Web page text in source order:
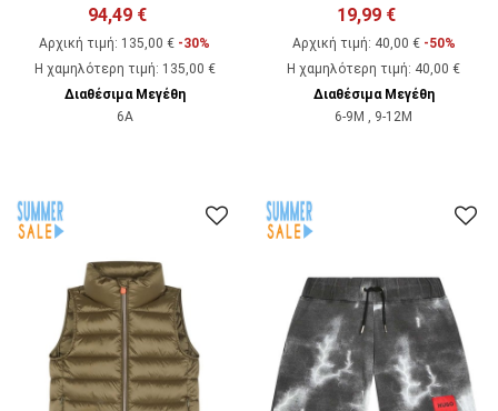
94,49 €
Αρχική τιμή: 135,00 € -30%
Η χαμηλότερη τιμή: 135,00 €
Διαθέσιμα Μεγέθη
6A
19,99 €
Αρχική τιμή: 40,00 € -50%
Η χαμηλότερη τιμή: 40,00 €
Διαθέσιμα Μεγέθη
6-9M , 9-12M